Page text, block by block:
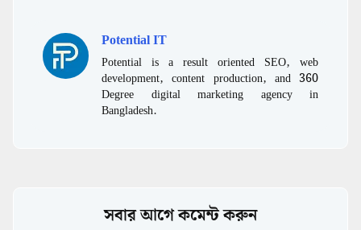
Potential IT
Potential is a result oriented SEO, web
development, content production, and 360
Degree digital marketing agency in
Bangladesh.
সবার আগে কমেন্ট করুন